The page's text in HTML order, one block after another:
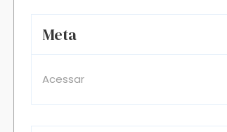
Meta
Acessar